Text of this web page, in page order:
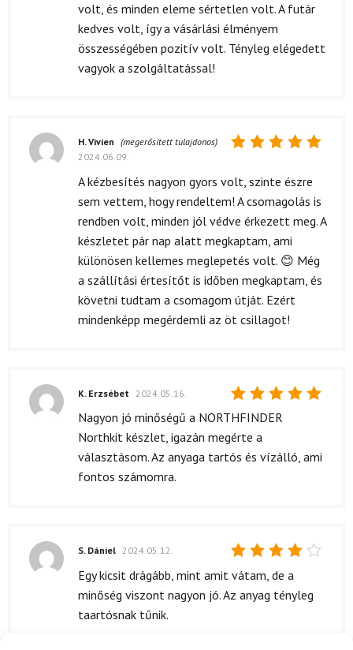
volt, és minden eleme sértetlen volt. A futár
kedves volt, így a vásárlási élményem
összességében pozitív volt. Tényleg elégedett
vagyok a szolgáltatással!
5/ 5
H. Vivien (megerősített tulajdonos)
2024.06.09.
A kézbesítés nagyon gyors volt, szinte észre
sem vettem, hogy rendeltem! A csomagolás is
rendben volt, minden jól védve érkezett meg. A
készletet pár nap alatt megkaptam, ami
különösen kellemes meglepetés volt. 😊 Még
a szállítási értesítőt is időben megkaptam, és
követni tudtam a csomagom útját. Ezért
mindenképp megérdemli az öt csillagot!
Értékelés:
K. Erzsébet 2024.05.16.
Nagyon jó minőségű a NORTHFINDER
Northkit készlet, igazán megérte a
választásom. Az anyaga tartós és vízálló, ami
fontos számomra.
Értékelés:
/ 5
S. Dániel 2024.05.12.
Egy kicsit drágább, mint amit vátam, de a
minőség viszont nagyon jó. Az anyag tényleg
taartósnak tűnik.